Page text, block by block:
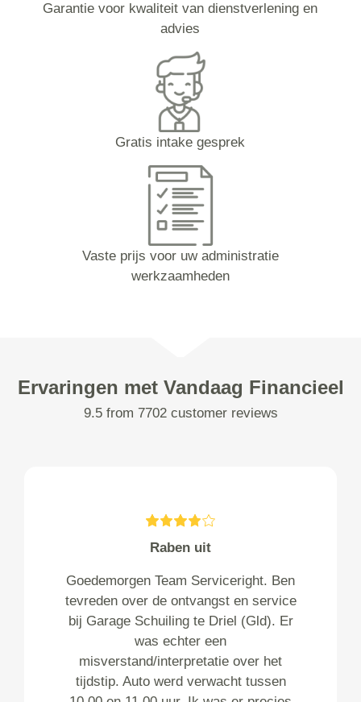
Garantie voor kwaliteit van dienstverlening en
advies
Gratis intake gesprek
Vaste prijs voor uw administratie
werkzaamheden
Ervaringen met Vandaag Financieel
9.5 from 7702 customer reviews
Raben uit
Goedemorgen Team Serviceright. Ben
tevreden over de ontvangst en service
bij Garage Schuiling te Driel (Gld). Er
was echter een
misverstand/interpretatie over het
tijdstip. Auto werd verwacht tussen